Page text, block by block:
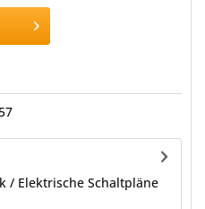
/ Elektrische Schaltpläne